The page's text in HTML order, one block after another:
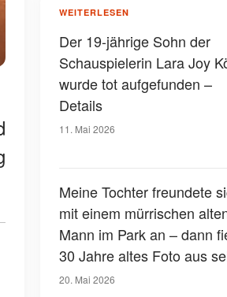
WEITERLESEN
Der 19-jährige Sohn der
Schauspielerin Lara Joy
wurde tot aufgefunden –
Details
11. Mai 2026
Meine Tochter freundete
mit einem mürrischen
Mann im Park an – dann
30 Jahre altes Foto aus
Tasche, und ich erstarrte
20. Mai 2026